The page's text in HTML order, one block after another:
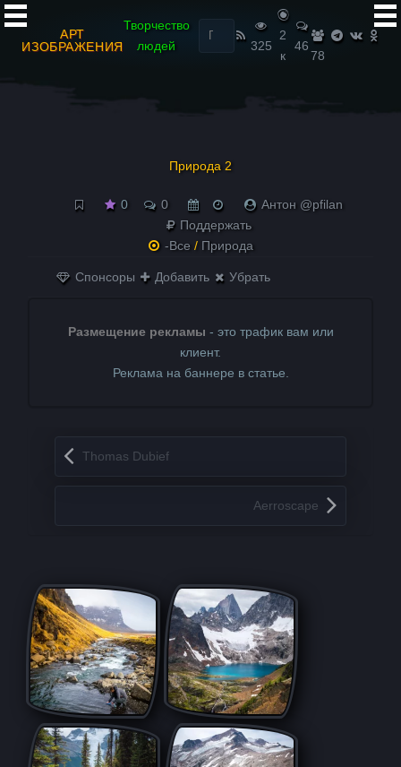
АРТ
ИЗОБРАЖЕНИЯ
Творчество
людей
Найти:
325
2
к
46
78
Природа 2
0 0
Антон @pfilan
Поддержать
-Все / Природа
Спонсоры Добавить Убрать
Размещение рекламы - это трафик вам или
клиент.
Реклама на баннере в статье.
Запись навигация
Thomas Dubief
Aerroscape